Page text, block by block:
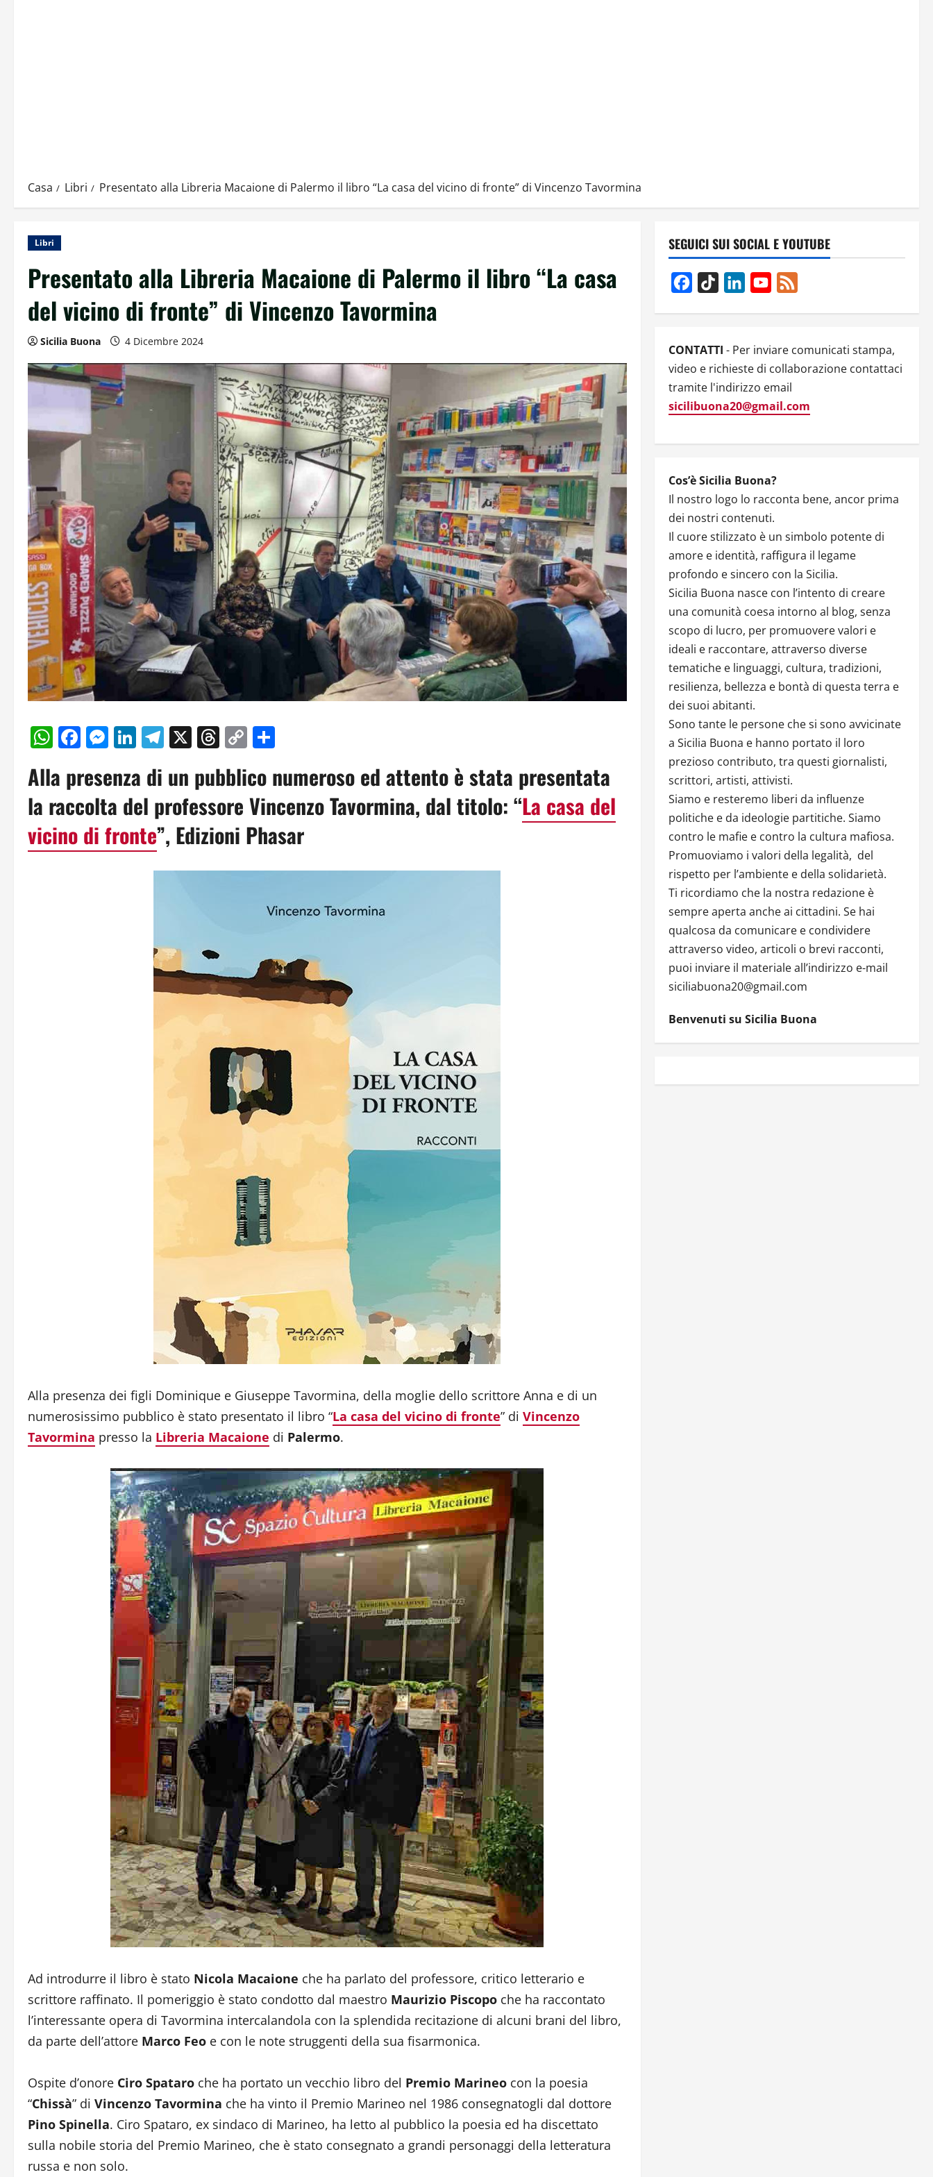
Casa Libri Presentato alla Libreria Macaione di Palermo il libro “La casa del vicino di fronte” di Vincenzo Tavormina
Libri
Presentato alla Libreria Macaione di Palermo il libro “La casa
del vicino di fronte” di Vincenzo Tavormina
Sicilia Buona 4 Dicembre 2024
WhatsApp
Facebook
Messenger
LinkedIn
Telegram
X Threads
Copy
Alla presenza di un pubblico numeroso ed attento è stata presentata
la raccolta del professore Vincenzo Tavormina, dal titolo: “La casa del
vicino di fronte”, Edizioni Phasar
Alla presenza dei figli Dominique e Giuseppe Tavormina, della moglie dello scrittore Anna e di un
numerosissimo pubblico è stato presentato il libro “La casa del vicino di fronte” di Vincenzo
Tavormina presso la Libreria Macaione di Palermo.
Ad introdurre il libro è stato Nicola Macaione che ha parlato del professore, critico letterario e
scrittore raffinato. Il pomeriggio è stato condotto dal maestro Maurizio Piscopo che ha raccontato
l’interessante opera di Tavormina intercalandola con la splendida recitazione di alcuni brani del libro,
da parte dell’attore Marco Feo e con le note struggenti della sua fisarmonica.
Ospite d’onore Ciro Spataro che ha portato un vecchio libro del Premio Marineo con la poesia
“Chissà” di Vincenzo Tavormina che ha vinto il Premio Marineo nel 1986 consegnatogli dal dottore
Pino Spinella. Ciro Spataro, ex sindaco di Marineo, ha letto al pubblico la poesia ed ha discettato
sulla nobile storia del Premio Marineo, che è stato consegnato a grandi personaggi della letteratura
russa e non solo.
SEGUICI SUI SOCIAL E YOUTUBE
Facebook
TikTok LinkedInYouTube
CONTATTI - Per inviare comunicati stampa,
video e richieste di collaborazione contattaci
tramite l'indirizzo email
sicilibuona20@gmail.com
Cos’è Sicilia Buona?
Il nostro logo lo racconta bene, ancor prima
dei nostri contenuti.
Il cuore stilizzato è un simbolo potente di
amore e identità, raffigura il legame
profondo e sincero con la Sicilia.
Sicilia Buona nasce con l’intento di creare
una comunità coesa intorno al blog, senza
scopo di lucro, per promuovere valori e
ideali e raccontare, attraverso diverse
tematiche e linguaggi, cultura, tradizioni,
resilienza, bellezza e bontà di questa terra e
dei suoi abitanti.
Sono tante le persone che si sono avvicinate
a Sicilia Buona e hanno portato il loro
prezioso contributo, tra questi giornalisti,
scrittori, artisti, attivisti.
Siamo e resteremo liberi da influenze
politiche e da ideologie partitiche. Siamo
contro le mafie e contro la cultura mafiosa.
Promuoviamo i valori della legalità, del
rispetto per l’ambiente e della solidarietà.
Ti ricordiamo che la nostra redazione è
sempre aperta anche ai cittadini. Se hai
qualcosa da comunicare e condividere
attraverso video, articoli o brevi racconti,
puoi inviare il materiale all’indirizzo e-mail
siciliabuona20@gmail.com
Benvenuti su Sicilia Buona